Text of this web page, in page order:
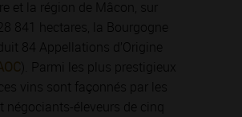
et la région de Mâcon, sur
841 hectares, la Bourgogne
84 Appellations d’Origine
). Parmi les plus prestigieux
vins sont façonnés par les
négociants-éleveurs de cinq